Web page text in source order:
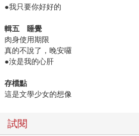
●我只要你好好的
輯五 睡覺
肉身使用期限
真的不說了，晚安囉
●汝是我的心肝
存檔點
這是文學少女的想像
試閱